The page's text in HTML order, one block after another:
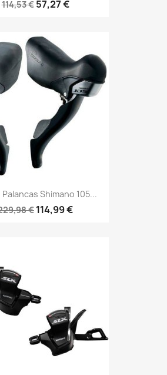
114,53 € 57,27 €
Palancas Shimano 105...
€ 114,99 €